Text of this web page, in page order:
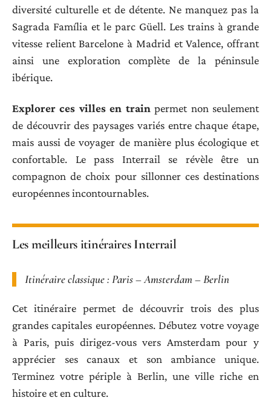
diversité culturelle et de détente. Ne manquez pas la
Sagrada Família et le parc Güell. Les trains à grande
vitesse relient Barcelone à Madrid et Valence, offrant
ainsi une exploration complète de la péninsule
ibérique.
Explorer ces villes en train permet non seulement
de découvrir des paysages variés entre chaque étape,
mais aussi de voyager de manière plus écologique et
confortable. Le pass Interrail se révèle être un
compagnon de choix pour sillonner ces destinations
européennes incontournables.
Les meilleurs itinéraires Interrail
Itinéraire classique : Paris – Amsterdam – Berlin
Cet itinéraire permet de découvrir trois des plus
grandes capitales européennes. Débutez votre voyage
à Paris, puis dirigez-vous vers Amsterdam pour y
apprécier ses canaux et son ambiance unique.
Terminez votre périple à Berlin, une ville riche en
histoire et en culture.